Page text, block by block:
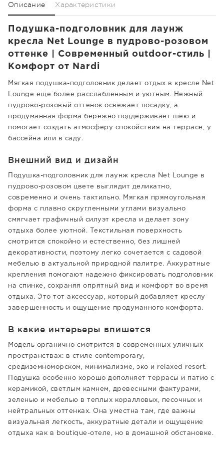
Описание Характеристики
Подушка-подголовник для лаунж
кресла Net Lounge в пудрово-розовом
оттенке | Современный outdoor-стиль |
Комфорт от Nardi
Мягкая подушка-подголовник делает отдых в кресле Net
Lounge еще более расслабленным и уютным. Нежный
пудрово-розовый оттенок освежает посадку, а
продуманная форма бережно поддерживает шею и
помогает создать атмосферу спокойствия на террасе, у
бассейна или в саду.
Внешний вид и дизайн
Подушка-подголовник для лаунж кресла Net Lounge в
пудрово-розовом цвете выглядит деликатно,
современно и очень тактильно. Мягкая прямоугольная
форма с плавно скругленными углами визуально
смягчает графичный силуэт кресла и делает зону
отдыха более уютной. Текстильная поверхность
смотрится спокойно и естественно, без лишней
декоративности, поэтому легко сочетается с садовой
мебелью в актуальной природной палитре. Аккуратные
крепления помогают надежно фиксировать подголовник
на спинке, сохраняя опрятный вид и комфорт во время
отдыха. Это тот аксессуар, который добавляет креслу
завершенность и ощущение продуманного комфорта.
В какие интерьеры впишется
Модель органично смотрится в современных уличных
пространствах: в стиле contemporary,
средиземноморском, минимализме, эко и relaxed resort.
Подушка особенно хорошо дополняет террасы и патио с
керамикой, светлым камнем, древесными фактурами,
зеленью и мебелью в теплых коралловых, песочных и
нейтральных оттенках. Она уместна там, где важны
визуальная легкость, аккуратные детали и ощущение
отдыха как в boutique-отеле, но в домашной обстановке.